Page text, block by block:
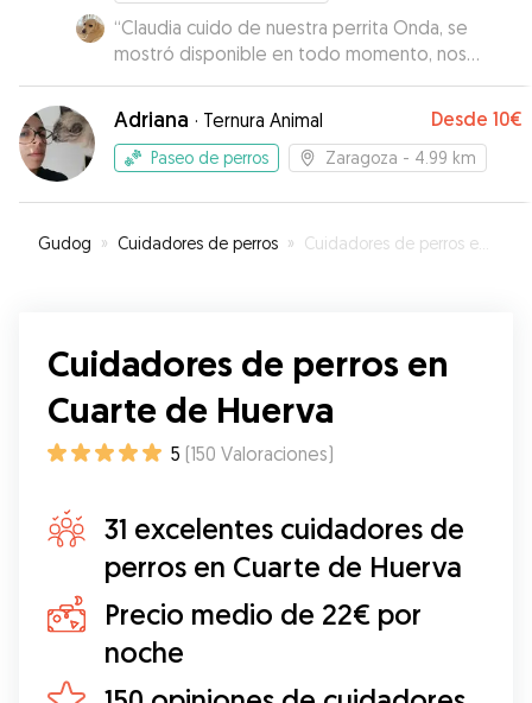
“Claudia cuido de nuestra perrita Onda, se
mostró disponible en todo momento, nos
mantuvo informados de cómo estaba durante el
día, un encanto ! Sin duda volveremos a solicitarla
Muchas gracias por todo !
Adriana · Ternura Animal Desde 10€
Paseo de perros Zaragoza - 4.99 km
Gudog » Cuidadores de perros » Cuidadores de perros en Cuarte de Huerva
Cuidadores de perros en
Cuarte de Huerva
5 (150 Valoraciones)
31 excelentes cuidadores de
perros en Cuarte de Huerva
Precio medio de 22€ por
noche